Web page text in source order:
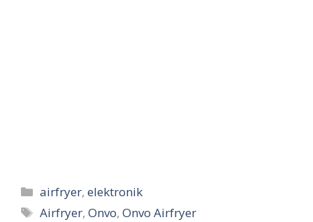
Kategoriler
airfryer,elektronik
Etiketler
Airfryer,Onvo,Onvo Airfryer